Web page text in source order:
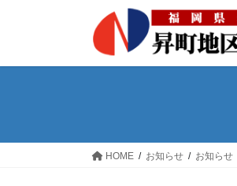
ン
キ
ー
に
HOME お知らせ お知らせ